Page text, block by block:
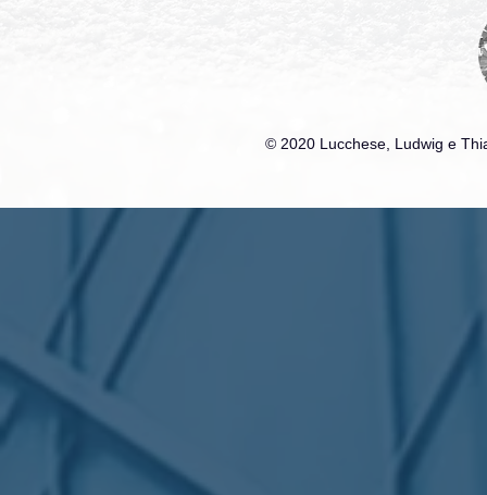
© 2020 Lucchese, Ludwig e